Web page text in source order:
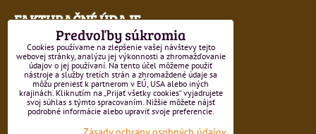
FAKTURAČNÉ ÚDAJE
IČO:41243277
DIČ:1047749593
IČ DPH:SK1047749593
Číslo živnostenského registra 550-15499
Predvoľby súkromia
Cookies používame na zlepšenie vašej návštevy tejto
webovej stránky, analýzu jej výkonnosti a zhromažďovanie
údajov o jej používaní. Na tento účel môžeme použiť
nástroje a služby tretích strán a zhromaždené údaje sa
môžu preniesť k partnerom v EÚ, USA alebo iných
krajinách. Kliknutím na „Prijať všetky cookies“ vyjadrujete
svoj súhlas s týmto spracovaním. Nižšie môžete nájsť
podrobné informácie alebo upraviť svoje preferencie.